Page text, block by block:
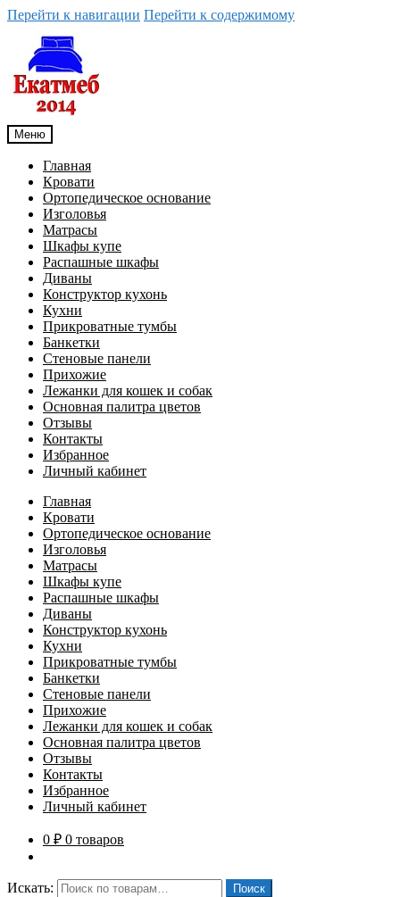
Перейти к навигации Перейти к содержимому
Меню
Главная
Кровати
Ортопедическое основание
Изголовья
Матрасы
Шкафы купе
Распашные шкафы
Диваны
Конструктор кухонь
Кухни
Прикроватные тумбы
Банкетки
Стеновые панели
Прихожие
Лежанки для кошек и собак
Основная палитра цветов
Отзывы
Контакты
Избранное
Личный кабинет
Главная
Кровати
Ортопедическое основание
Изголовья
Матрасы
Шкафы купе
Распашные шкафы
Диваны
Конструктор кухонь
Кухни
Прикроватные тумбы
Банкетки
Стеновые панели
Прихожие
Лежанки для кошек и собак
Основная палитра цветов
Отзывы
Контакты
Избранное
Личный кабинет
0 ₽ 0 товаров
Искать: Поиск